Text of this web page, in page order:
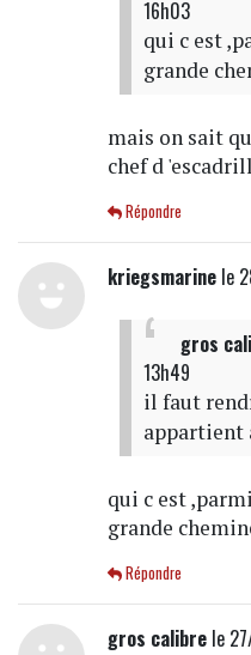
16h03
qui c est
grande
mais on sait
chef d
Répondre
kriegsmarinele
gros
13h49
il faut
appartient
qui c est
grande
Répondre
gros calibrele